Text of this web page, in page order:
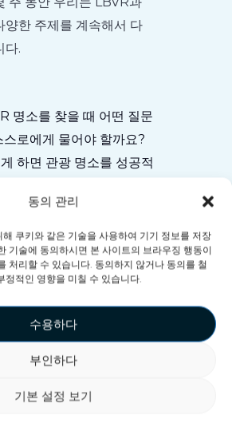
동의 관리
쿠키와 같은 기술을 사용하여 기기 정보를 저장
기술에 동의하시면 본 사이트의 브라우징 행동이
처리할 수 있습니다. 동의하지 않거나 동의를 철
정적인 영향을 미칠 수 있습니다.
수용하다
부인하다
기본 설정 보기
양한 주제를 계속해서 다
다.
명소를 찾을 때 어떤 질문
스로에게 물어야 할까요?
하면 관광 명소를 성공적
통해 반복 플레이와 재방
객을 확보하세요
더 많은 것들…